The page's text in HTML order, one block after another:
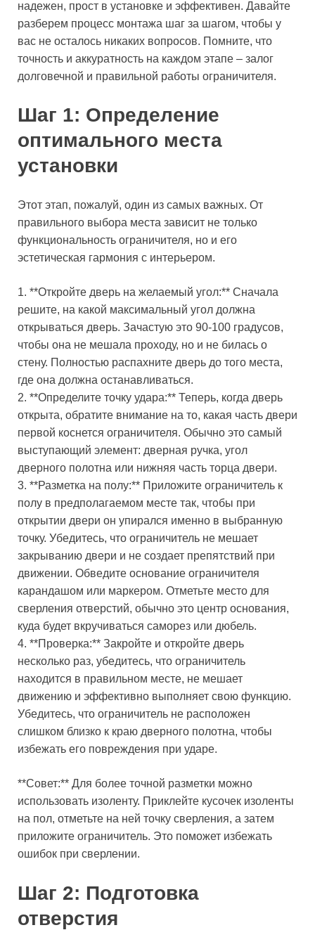
надежен, прост в установке и эффективен. Давайте
разберем процесс монтажа шаг за шагом, чтобы у
вас не осталось никаких вопросов. Помните, что
точность и аккуратность на каждом этапе – залог
долговечной и правильной работы ограничителя.
Шаг 1: Определение
оптимального места
установки
Этот этап, пожалуй, один из самых важных. От
правильного выбора места зависит не только
функциональность ограничителя, но и его
эстетическая гармония с интерьером.
1. **Откройте дверь на желаемый угол:** Сначала
решите, на какой максимальный угол должна
открываться дверь. Зачастую это 90-100 градусов,
чтобы она не мешала проходу, но и не билась о
стену. Полностью распахните дверь до того места,
где она должна останавливаться.
2. **Определите точку удара:** Теперь, когда дверь
открыта, обратите внимание на то, какая часть двери
первой коснется ограничителя. Обычно это самый
выступающий элемент: дверная ручка, угол
дверного полотна или нижняя часть торца двери.
3. **Разметка на полу:** Приложите ограничитель к
полу в предполагаемом месте так, чтобы при
открытии двери он упирался именно в выбранную
точку. Убедитесь, что ограничитель не мешает
закрыванию двери и не создает препятствий при
движении. Обведите основание ограничителя
карандашом или маркером. Отметьте место для
сверления отверстий, обычно это центр основания,
куда будет вкручиваться саморез или дюбель.
4. **Проверка:** Закройте и откройте дверь
несколько раз, убедитесь, что ограничитель
находится в правильном месте, не мешает
движению и эффективно выполняет свою функцию.
Убедитесь, что ограничитель не расположен
слишком близко к краю дверного полотна, чтобы
избежать его повреждения при ударе.
**Совет:** Для более точной разметки можно
использовать изоленту. Приклейте кусочек изоленты
на пол, отметьте на ней точку сверления, а затем
приложите ограничитель. Это поможет избежать
ошибок при сверлении.
Шаг 2: Подготовка
отверстия